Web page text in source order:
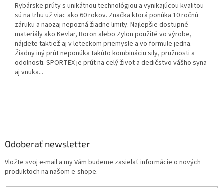
Rybárske prúty s unikátnou technológiou a vynikajúcou kvalitou
sú na trhu už viac ako 60 rokov. Značka ktorá ponúka 10 ročnú
záruku a naozaj nepozná žiadne limity. Najlepšie dostupné
materiály ako Kevlar, Boron alebo Zylon použité vo výrobe,
nájdete taktiež aj v leteckom priemysle a vo formule jedna.
Žiadny iný prút neponúka takúto kombináciu sily, pružnosti a
odolnosti. SPORTEX je prút na celý život a dedičstvo vášho syna
aj vnuka...
Odoberať newsletter
Vložte svoj e-mail a my Vám budeme zasielať informácie o nových
produktoch na našom e-shope.